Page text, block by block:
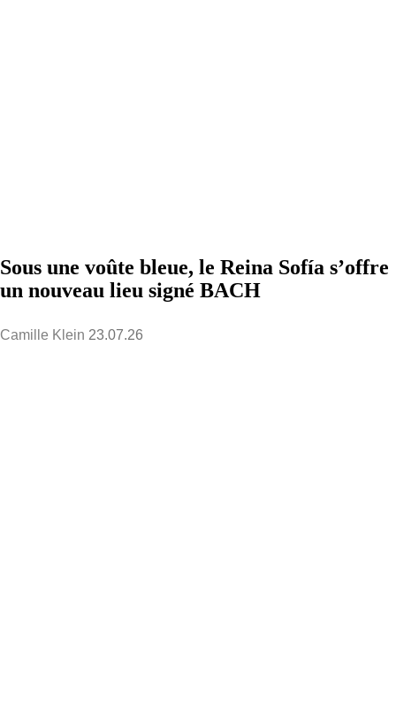
Sous une voûte bleue, le Reina Sofía s’offre
un nouveau lieu signé BACH
Camille Klein 23.07.26